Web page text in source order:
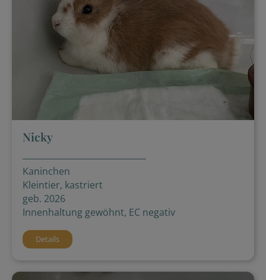
Nicky
Kaninchen
Kleintier, kastriert
geb. 2026
Innenhaltung gewöhnt, EC negativ
Details